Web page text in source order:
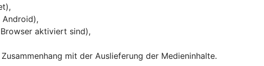
Android),
aktiviert sind),
mit der Auslieferung der Medieninhalte.